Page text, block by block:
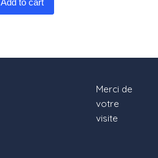
Add to cart
Merci de
votre
visite